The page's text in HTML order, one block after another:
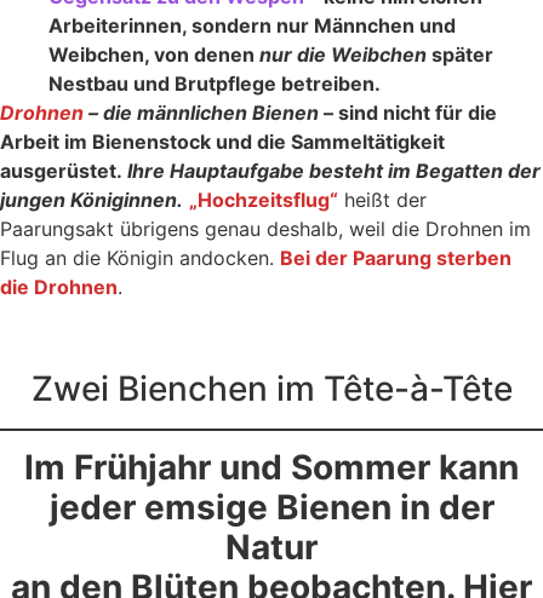
Arbeiterinnen, sondern nur Männchen und
Weibchen, von denen nur die Weibchen später
Nestbau und Brutpflege betreiben.
Drohnen – die männlichen Bienen – sind nicht für die
Arbeit im Bienenstock und die Sammeltätigkeit
ausgerüstet. Ihre Hauptaufgabe besteht im Begatten der
jungen Königinnen. „Hochzeitsflug“ heißt der
Paarungsakt übrigens genau deshalb, weil die Drohnen im
Flug an die Königin andocken. Bei der Paarung sterben
die Drohnen.
Zwei Bienchen im Tête-à-Tête
Im Frühjahr und Sommer kann
jeder emsige Bienen in der
Natur
an den Blüten beobachten. Hier